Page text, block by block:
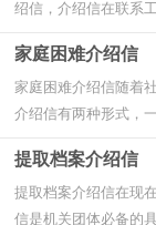
绍信，介绍信在联系
家庭困难介绍信
家庭困难介绍信随着
介绍信有两种形式，
提取档案介绍信
提取档案介绍信在现
信是机关团体必备的